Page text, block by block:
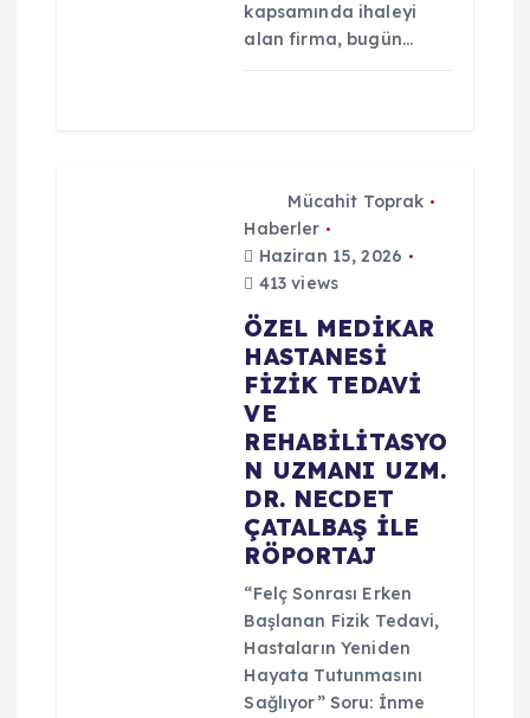
kapsamında ihaleyi
alan firma, bugün…
Mücahit Toprak
Haberler
Haziran 15, 2026
413 views
ÖZEL MEDİKAR
HASTANESİ
FİZİK TEDAVİ
VE
REHABİLİTASYO
N UZMANI UZM.
DR. NECDET
ÇATALBAŞ İLE
RÖPORTAJ
“Felç Sonrası Erken
Başlanan Fizik Tedavi,
Hastaların Yeniden
Hayata Tutunmasını
Sağlıyor” Soru: İnme